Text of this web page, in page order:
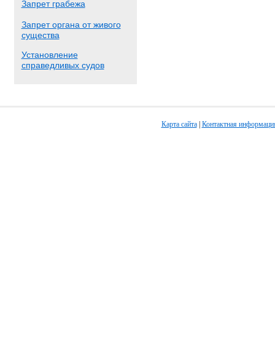
Запрет грабежа
Запрет органа от живого
существа
Установление
справедливых судов
Карта сайта| Контактная